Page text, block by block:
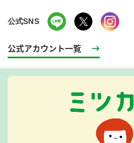
公式SNS
公式アカウント一覧